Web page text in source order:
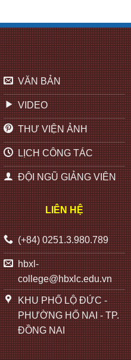
VĂN BẢN
VIDEO
THƯ VIỆN ẢNH
LỊCH CÔNG TÁC
ĐỘI NGŨ GIẢNG VIÊN
LIÊN HỆ
(+84) 0251.3.980.789
hbxl-
college@hbxlc.edu.vn
KHU PHỐ LỘ ĐỨC -
PHƯỜNG HỐ NAI - TP.
ĐỒNG NAI